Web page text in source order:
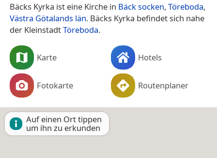
Bäcks Kyrka ist eine Kirche in Bäck socken, Töreboda,
Västra Götalands län. Bäcks Kyrka befindet sich nahe
der KleinstadtTöreboda.
Karte Hotels
Fotokarte Routenplaner
Auf einen Ort tippen
um ihn zu erkunden